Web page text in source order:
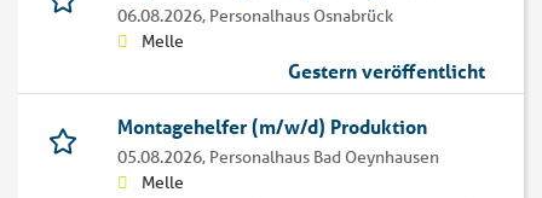
06.08.2026, Personalhaus Osnabrück
Melle
Gestern veröffentlicht
Montagehelfer (m/w/d) Produktion
05.08.2026, Personalhaus Bad Oeynhausen
Melle